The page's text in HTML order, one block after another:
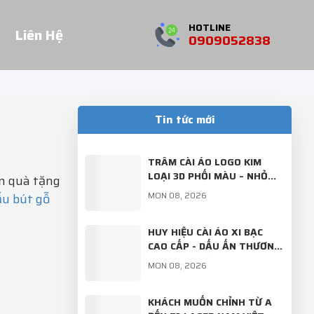
Liên Hệ HOTLINE
0909052838
quà tặng
bút gỗ
Tin tức mới
TRÂM CÀI ÁO LOGO KIM
LOẠI 3D PHỐI MÀU – NHỎ
GỌN, SANG TRỌNG, ĐẬM
DẤU ẤN THƯƠNG HIỆU!
MON 08, 2026
HUY HIỆU CÀI ÁO XI BẠC
CAO CẤP - DẤU ẤN THƯƠNG
HIỆU TINH TẾ TỪ LASER
NAM VIỆT
MON 08, 2026
KHÁCH MUỐN CHỈNH TỪ A